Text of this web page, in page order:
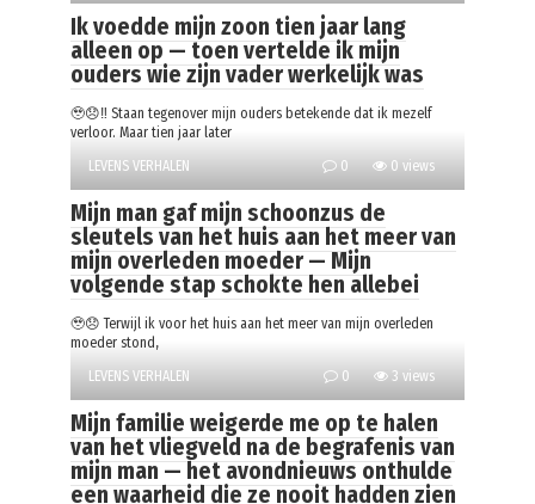
Ik voedde mijn zoon tien jaar lang
alleen op — toen vertelde ik mijn
ouders wie zijn vader werkelijk was
🥹😞‼️ Staan tegenover mijn ouders betekende dat ik mezelf
verloor. Maar tien jaar later
LEVENS VERHALEN
0 0 views
Mijn man gaf mijn schoonzus de
sleutels van het huis aan het meer van
mijn overleden moeder — Mijn
volgende stap schokte hen allebei
🥹😞 Terwijl ik voor het huis aan het meer van mijn overleden
moeder stond,
LEVENS VERHALEN
0 3 views
Mijn familie weigerde me op te halen
van het vliegveld na de begrafenis van
mijn man — het avondnieuws onthulde
een waarheid die ze nooit hadden zien